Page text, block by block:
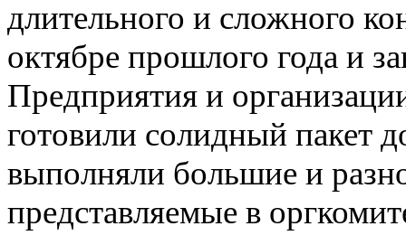
длительного и сложного
октябре прошлого года и
Предприятия и
готовили солидный пакет
выполняли большие и
представляемые в